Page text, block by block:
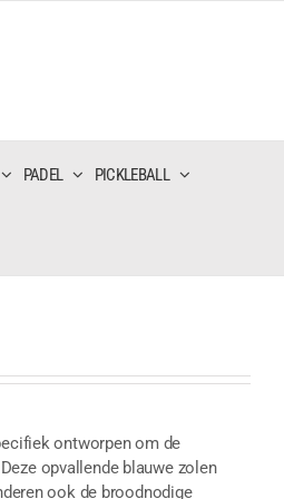
PADEL PICKLEBALL
ontworpen om de
opvallende blauwe zolen
ook de broodnodige